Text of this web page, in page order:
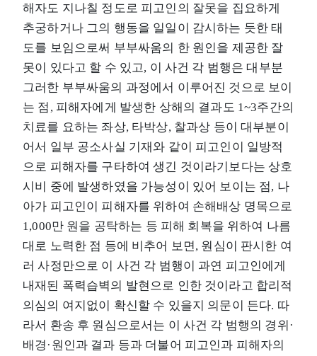
해자도 지나칠 정도로 피고인의 잘못을 집요하게
추궁하거나 그의 행동을 일일이 감시하는 듯한 태
도를 보임으로써 부부싸움의 한 원인을 제공한 잘
못이 있다고 할 수 있고, 이 사건 각 범행은 대부분
그러한 부부싸움의 과정에서 이루어진 것으로 보이
는 점, 피해자에게 발생한 상해의 결과도 1~3주간의
치료를 요하는 좌상, 타박상, 찰과상 등이 대부분이
어서 일부 공소사실 기재와 같이 피고인이 일방적
으로 피해자를 구타하여 생긴 것이라기보다는 상호
시비 중에 발생하였을 가능성이 있어 보이는 점, 나
아가 피고인이 피해자를 위하여 손해배상 명목으로
1,000만 원을 공탁하는 등 피해 회복을 위하여 나름
대로 노력한 점 등에 비추어 보면, 원심이 판시한 여
러 사정만으로 이 사건 각 범행이 과연 피고인에게
내재된 폭력습벽의 발현으로 인한 것이라고 합리적
의심의 여지없이 확신할 수 있을지 의문이 든다. 따
라서 환송 후 원심으로서는 이 사건 각 범행의 경위·
배경·원인과 결과 등과 더불어 피고인과 피해자의